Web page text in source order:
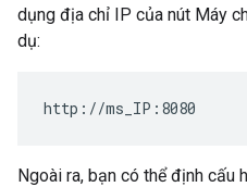
dụng địa chỉ IP của nút Máy
dụ:
http://ms_IP:8080
Ngoài ra, bạn có thể định cấu